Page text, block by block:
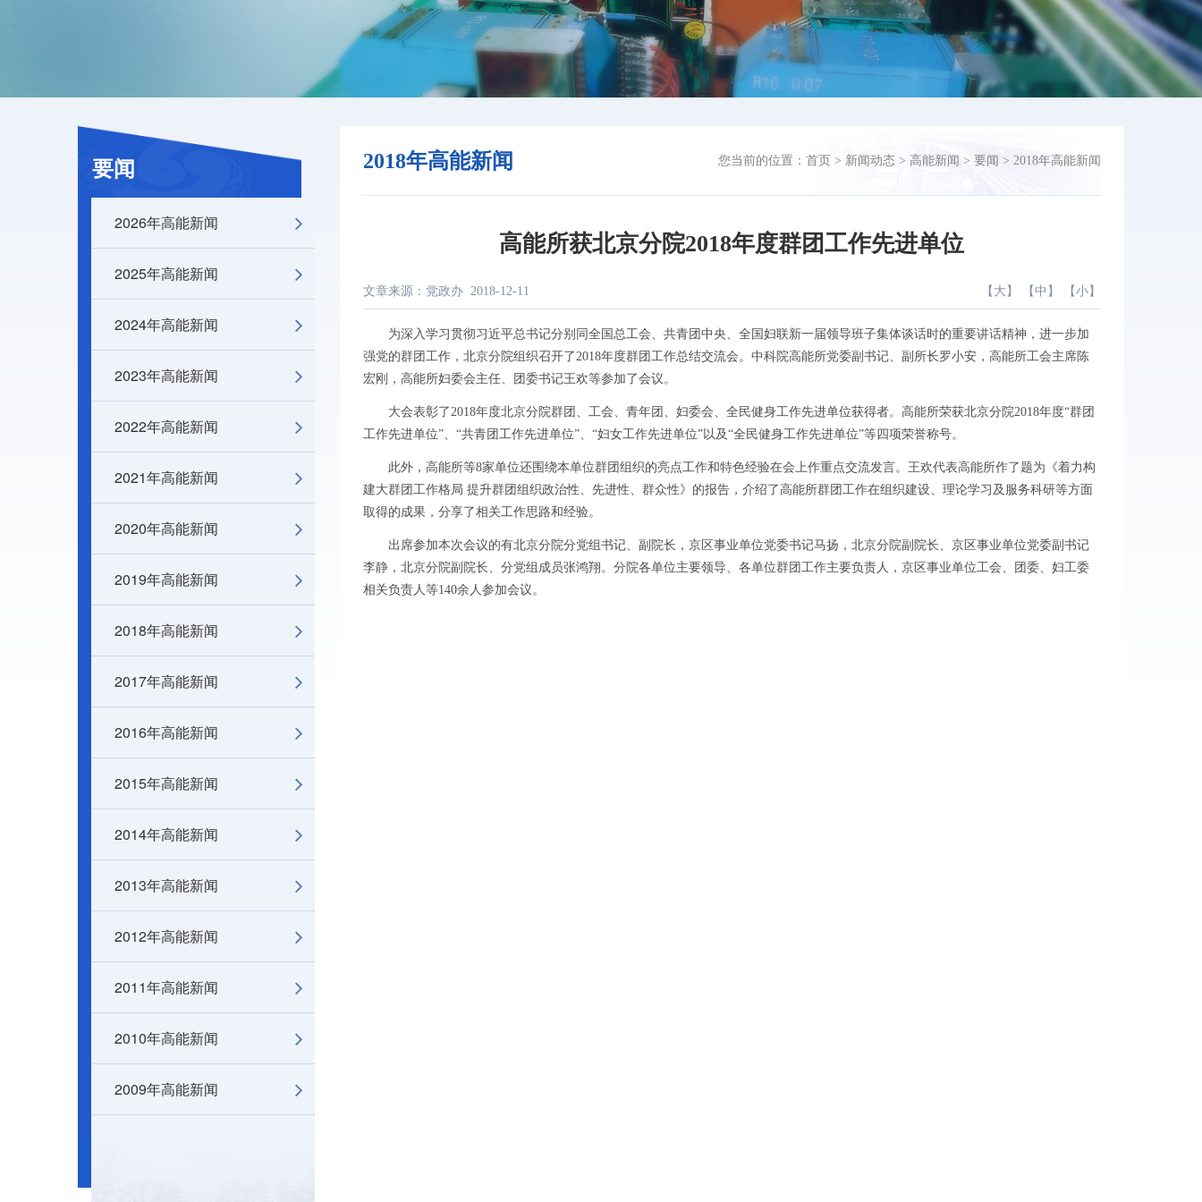
要闻
2026年高能新闻
2025年高能新闻
2024年高能新闻
2023年高能新闻
2022年高能新闻
2021年高能新闻
2020年高能新闻
2019年高能新闻
2018年高能新闻
2017年高能新闻
2016年高能新闻
2015年高能新闻
2014年高能新闻
2013年高能新闻
2012年高能新闻
2011年高能新闻
2010年高能新闻
2009年高能新闻
2018年高能新闻 您当前的位置： 首页 > 新闻动态 > 高能新闻 > 要闻 > 2018年高能新闻
高能所获北京分院2018年度群团工作先进单位
文章来源：党政办 2018-12-11 【 大 】 【 中 】 【 小 】
为深入学习贯彻习近平总书记分别同全国总工会、共青团中央、全国妇联新一届领导班子集体谈话时的重要讲话精神，进一步加
强党的群团工作，北京分院组织召开了2018年度群团工作总结交流会。中科院高能所党委副书记、副所长罗小安，高能所工会主席陈
宏刚，高能所妇委会主任、团委书记王欢等参加了会议。
大会表彰了2018年度北京分院群团、工会、青年团、妇委会、全民健身工作先进单位获得者。高能所荣获北京分院2018年度“群团
工作先进单位”、“共青团工作先进单位”、“妇女工作先进单位”以及“全民健身工作先进单位”等四项荣誉称号。
此外，高能所等8家单位还围绕本单位群团组织的亮点工作和特色经验在会上作重点交流发言。王欢代表高能所作了题为《着力构
建大群团工作格局 提升群团组织政治性、先进性、群众性》的报告，介绍了高能所群团工作在组织建设、理论学习及服务科研等方面
取得的成果，分享了相关工作思路和经验。
出席参加本次会议的有北京分院分党组书记、副院长，京区事业单位党委书记马扬，北京分院副院长、京区事业单位党委副书记
李静，北京分院副院长、分党组成员张鸿翔。分院各单位主要领导、各单位群团工作主要负责人，京区事业单位工会、团委、妇工委
相关负责人等140余人参加会议。